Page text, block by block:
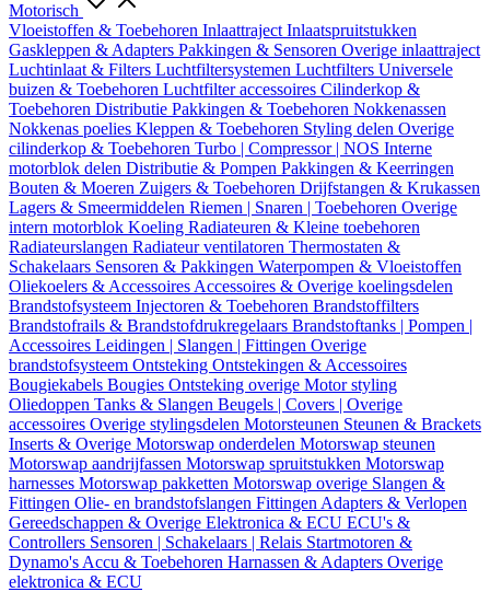
Motorisch
Vloeistoffen & Toebehoren Inlaattraject Inlaatspruitstukken
Gaskleppen & Adapters Pakkingen & Sensoren Overige inlaattraject
Luchtinlaat & Filters Luchtfiltersystemen Luchtfilters Universele
buizen & Toebehoren Luchtfilter accessoires Cilinderkop &
Toebehoren Distributie Pakkingen & Toebehoren Nokkenassen
Nokkenas poelies Kleppen & Toebehoren Styling delen Overige
cilinderkop & Toebehoren Turbo | Compressor | NOS Interne
motorblok delen Distributie & Pompen Pakkingen & Keerringen
Bouten & Moeren Zuigers & Toebehoren Drijfstangen & Krukassen
Lagers & Smeermiddelen Riemen | Snaren | Toebehoren Overige
intern motorblok Koeling Radiateuren & Kleine toebehoren
Radiateurslangen Radiateur ventilatoren Thermostaten &
Schakelaars Sensoren & Pakkingen Waterpompen & Vloeistoffen
Oliekoelers & Accessoires Accessoires & Overige koelingsdelen
Brandstofsysteem Injectoren & Toebehoren Brandstoffilters
Brandstofrails & Brandstofdrukregelaars Brandstoftanks | Pompen |
Accessoires Leidingen | Slangen | Fittingen Overige
brandstofsysteem Ontsteking Ontstekingen & Accessoires
Bougiekabels Bougies Ontsteking overige Motor styling
Oliedoppen Tanks & Slangen Beugels | Covers | Overige
accessoires Overige stylingsdelen Motorsteunen Steunen & Brackets
Inserts & Overige Motorswap onderdelen Motorswap steunen
Motorswap aandrijfassen Motorswap spruitstukken Motorswap
harnesses Motorswap pakketten Motorswap overige Slangen &
Fittingen Olie- en brandstofslangen Fittingen Adapters & Verlopen
Gereedschappen & Overige Elektronica & ECU ECU's &
Controllers Sensoren | Schakelaars | Relais Startmotoren &
Dynamo's Accu & Toebehoren Harnassen & Adapters Overige
elektronica & ECU